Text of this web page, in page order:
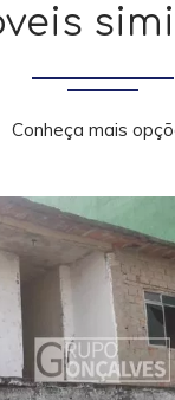
Conheça mais